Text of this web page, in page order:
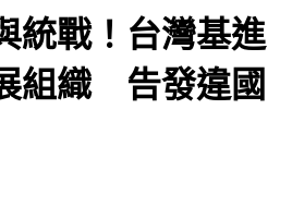
統戰！台灣基進
組織 告發違國